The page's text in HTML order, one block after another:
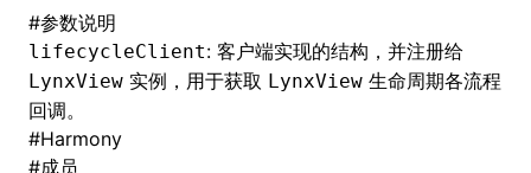
#参数说明
lifecycleClient: 客户端实现的结构，并注册给
LynxView 实例，用于获取 LynxView 生命周期各流程
回调。
#Harmony
#成员